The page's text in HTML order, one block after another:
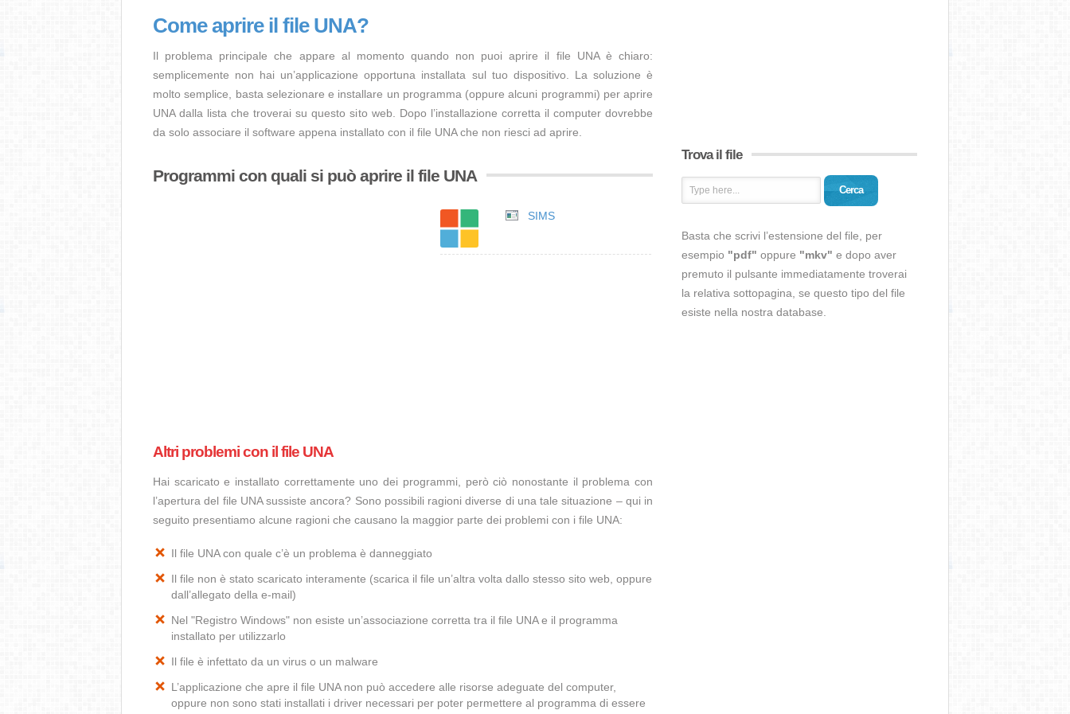
Come aprire il file UNA?
Il problema principale che appare al momento quando non puoi aprire il file UNA è chiaro:
semplicemente non hai un’applicazione opportuna installata sul tuo dispositivo. La soluzione è
molto semplice, basta selezionare e installare un programma (oppure alcuni programmi) per aprire
UNA dalla lista che troverai su questo sito web. Dopo l’installazione corretta il computer dovrebbe
da solo associare il software appena installato con il file UNA che non riesci ad aprire.
Programmi con quali si può aprire il file UNA
SIMS
Altri problemi con il file UNA
Hai scaricato e installato correttamente uno dei programmi, però ciò nonostante il problema con
l’apertura del file UNA sussiste ancora? Sono possibili ragioni diverse di una tale situazione – qui in
seguito presentiamo alcune ragioni che causano la maggior parte dei problemi con i file UNA:
Il file UNA con quale c’è un problema è danneggiato
Il file non è stato scaricato interamente (scarica il file un’altra volta dallo stesso sito web, oppure
dall’allegato della e-mail)
Nel "Registro Windows" non esiste un’associazione corretta tra il file UNA e il programma
installato per utilizzarlo
Il file è infettato da un virus o un malware
L’applicazione che apre il file UNA non può accedere alle risorse adeguate del computer,
oppure non sono stati installati i driver necessari per poter permettere al programma di essere
Trova il file
Cerca
Basta che scrivi l’estensione del file, per
esempio "pdf" oppure "mkv" e dopo aver
premuto il pulsante immediatamente troverai
la relativa sottopagina, se questo tipo del file
esiste nella nostra database.